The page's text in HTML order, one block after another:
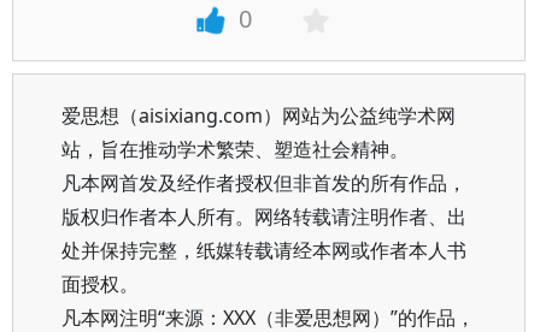
0
爱思想（aisixiang.com）网站为公益纯学术网
站，旨在推动学术繁荣、塑造社会精神。
凡本网首发及经作者授权但非首发的所有作品，
版权归作者本人所有。网络转载请注明作者、出
处并保持完整，纸媒转载请经本网或作者本人书
面授权。
凡本网注明“来源：XXX（非爱思想网）”的作品，